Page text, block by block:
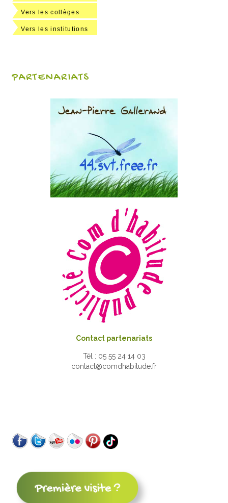
Vers les collèges
Vers les institutions
PARTENARIATS
Contact partenariats
Tél : 05 55 24 14 03
contact@comdhabitude.fr